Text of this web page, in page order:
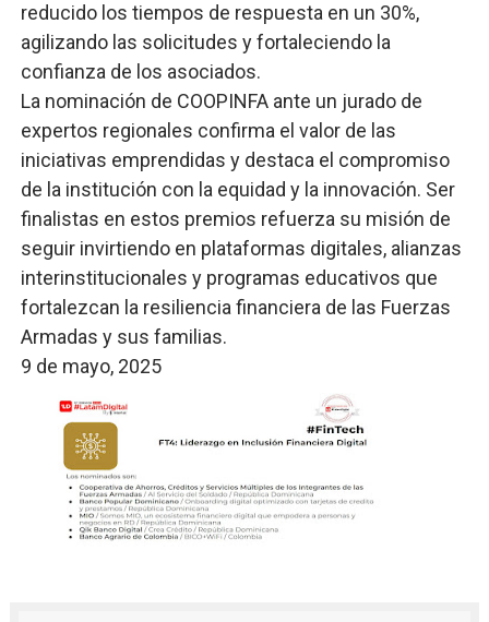
reducido los tiempos de respuesta en un 30%,
agilizando las solicitudes y fortaleciendo la
confianza de los asociados.
La nominación de COOPINFA ante un jurado de
expertos regionales confirma el valor de las
iniciativas emprendidas y destaca el compromiso
de la institución con la equidad y la innovación. Ser
finalistas en estos premios refuerza su misión de
seguir invirtiendo en plataformas digitales, alianzas
interinstitucionales y programas educativos que
fortalezcan la resiliencia financiera de las Fuerzas
Armadas y sus familias.
9 de mayo, 2025